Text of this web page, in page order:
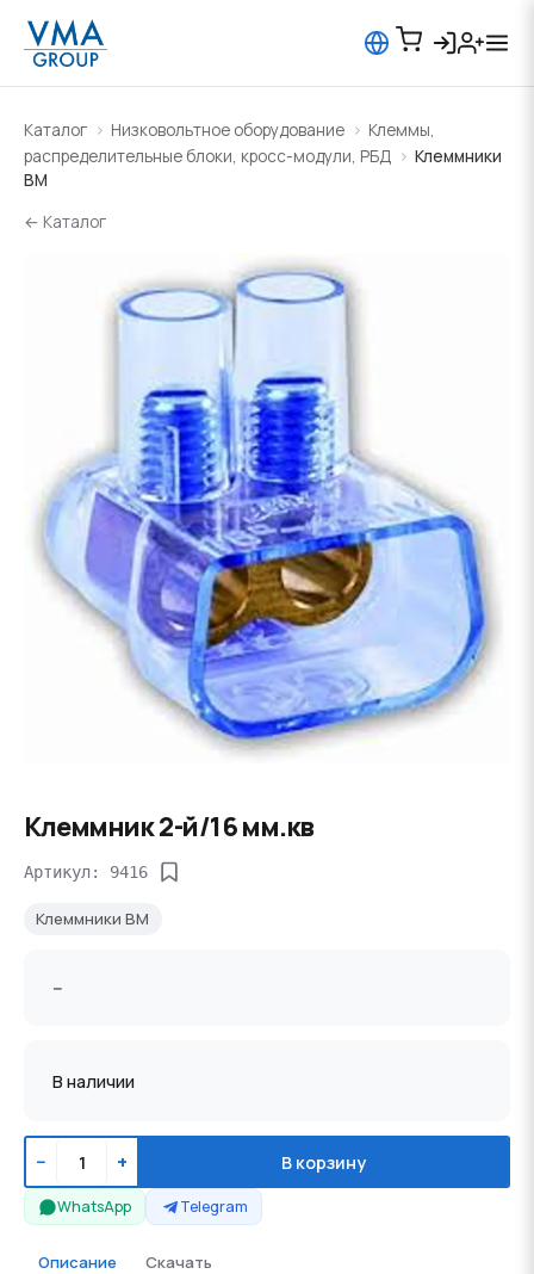
Каталог Низковольтное оборудование
Клеммы,
распределительные блоки, кросс-модули, РБД
Клеммники
BM
← Каталог
Клеммник 2-й/16 мм.кв
Артикул: 9416
Клеммники BM
--
В наличии
− + В корзину
WhatsApp Telegram
Описание Скачать